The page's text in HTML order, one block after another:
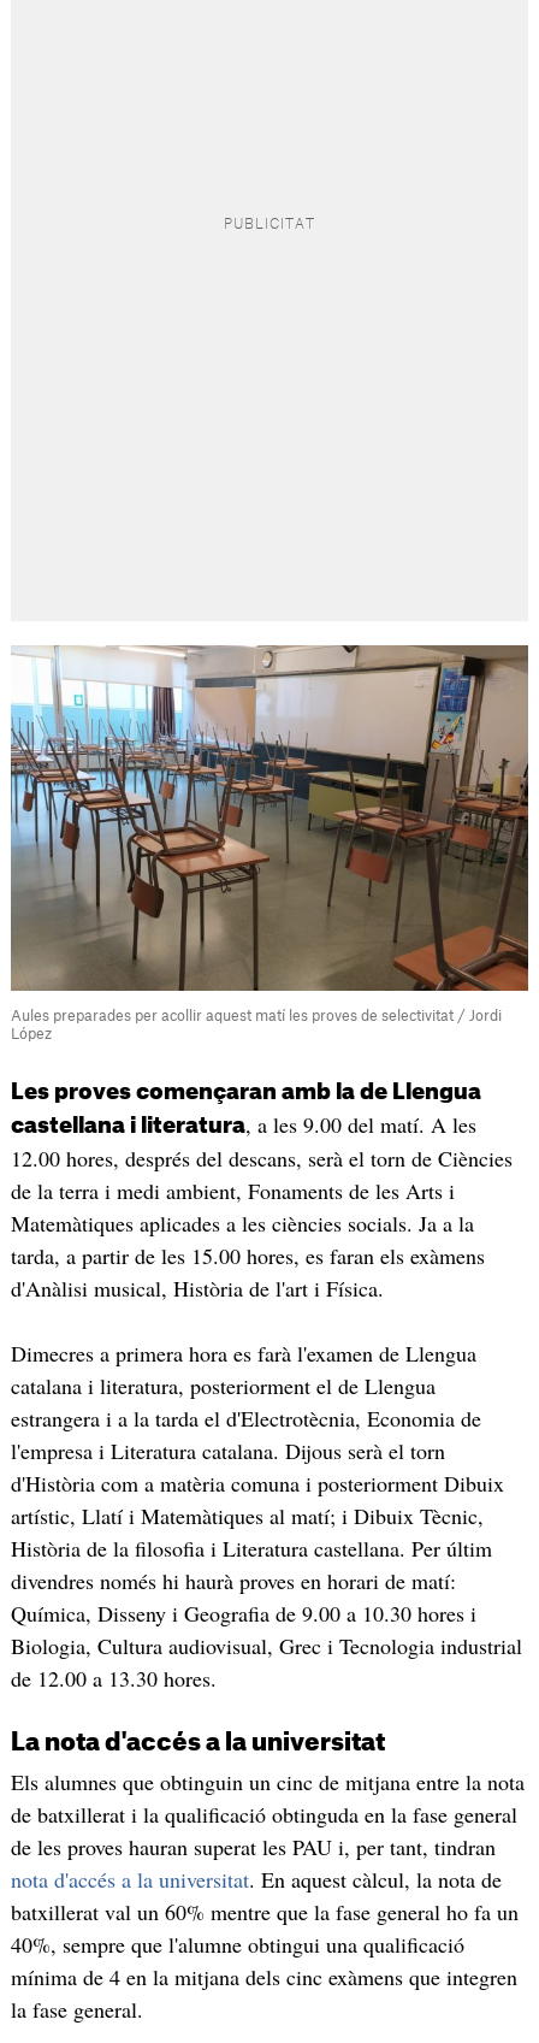
Aules preparades per acollir aquest matí les proves de selectivitat / Jordi
López
Les proves començaran amb la de Llengua
castellana i literatura, a les 9.00 del matí. A les
12.00 hores, després del descans, serà el torn de Ciències
de la terra i medi ambient, Fonaments de les Arts i
Matemàtiques aplicades a les ciències socials. Ja a la
tarda, a partir de les 15.00 hores, es faran els exàmens
d'Anàlisi musical, Història de l'art i Física.
Dimecres a primera hora es farà l'examen de Llengua
catalana i literatura, posteriorment el de Llengua
estrangera i a la tarda el d'Electrotècnia, Economia de
l'empresa i Literatura catalana. Dijous serà el torn
d'Història com a matèria comuna i posteriorment Dibuix
artístic, Llatí i Matemàtiques al matí; i Dibuix Tècnic,
Història de la filosofia i Literatura castellana. Per últim
divendres només hi haurà proves en horari de matí:
Química, Disseny i Geografia de 9.00 a 10.30 hores i
Biologia, Cultura audiovisual, Grec i Tecnologia industrial
de 12.00 a 13.30 hores.
La nota d'accés a la universitat
Els alumnes que obtinguin un cinc de mitjana entre la nota
de batxillerat i la qualificació obtinguda en la fase general
de les proves hauran superat les PAU i, per tant, tindran
nota d'accés a la universitat. En aquest càlcul, la nota de
batxillerat val un 60% mentre que la fase general ho fa un
40%, sempre que l'alumne obtingui una qualificació
mínima de 4 en la mitjana dels cinc exàmens que integren
la fase general.